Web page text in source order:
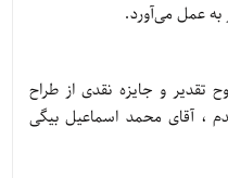
به عمل می‌آورد.
تقدیر و جایزه نقدی از طراح
، آقای محمد اسماعیل بیگی